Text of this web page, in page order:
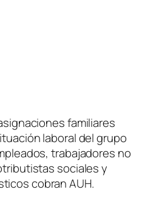
familiares
laboral del grupo
trabajadores no
sociales y
cobran AUH.